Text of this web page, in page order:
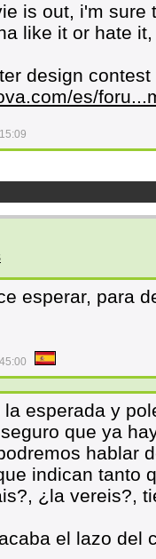
is out, i'm
like it or hate
design
es/
esperar, para
esperada y
que ya
hablar
indican tanto
¿la vereis?,
el lazo del